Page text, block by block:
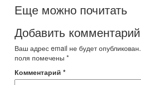
Еще можно почитать
Добавить комментарий
Ваш адрес email не будет опубликован.
поля помечены *
Комментарий *